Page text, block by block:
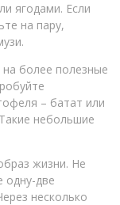
ягодами. Если
на пару,
более полезные
– батат или
небольшие
жизни. Не
одну-две
несколько